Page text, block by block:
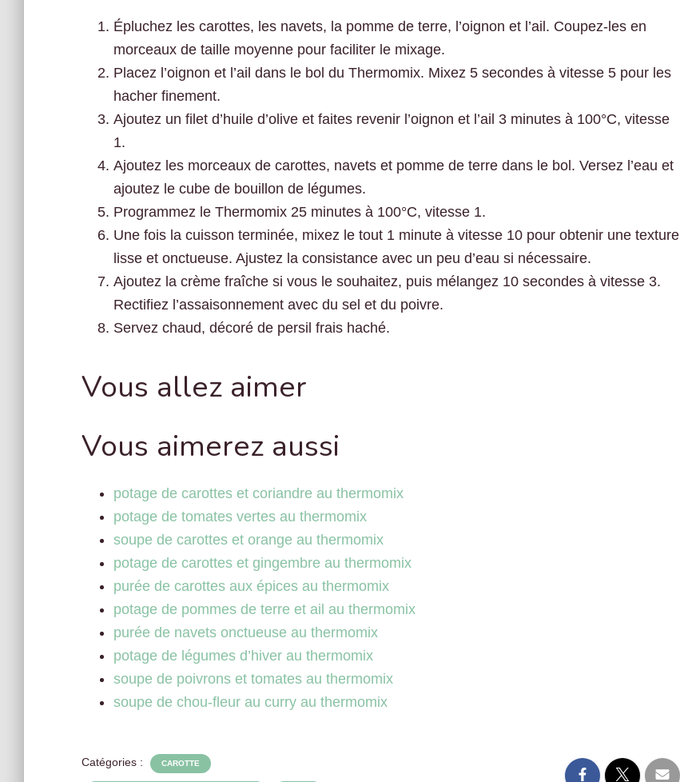
Épluchez les carottes, les navets, la pomme de terre, l’oignon et l’ail. Coupez-les en
morceaux de taille moyenne pour faciliter le mixage.
Placez l’oignon et l’ail dans le bol du Thermomix. Mixez 5 secondes à vitesse 5 pour les
hacher finement.
Ajoutez un filet d’huile d’olive et faites revenir l’oignon et l’ail 3 minutes à 100°C, vitesse
1.
Ajoutez les morceaux de carottes, navets et pomme de terre dans le bol. Versez l’eau et
ajoutez le cube de bouillon de légumes.
Programmez le Thermomix 25 minutes à 100°C, vitesse 1.
Une fois la cuisson terminée, mixez le tout 1 minute à vitesse 10 pour obtenir une texture
lisse et onctueuse. Ajustez la consistance avec un peu d’eau si nécessaire.
Ajoutez la crème fraîche si vous le souhaitez, puis mélangez 10 secondes à vitesse 3.
Rectifiez l’assaisonnement avec du sel et du poivre.
Servez chaud, décoré de persil frais haché.
Vous allez aimer
Vous aimerez aussi
potage de carottes et coriandre au thermomix
potage de tomates vertes au thermomix
soupe de carottes et orange au thermomix
potage de carottes et gingembre au thermomix
purée de carottes aux épices au thermomix
potage de pommes de terre et ail au thermomix
purée de navets onctueuse au thermomix
potage de légumes d’hiver au thermomix
soupe de poivrons et tomates au thermomix
soupe de chou-fleur au curry au thermomix
Catégories : CAROTTE